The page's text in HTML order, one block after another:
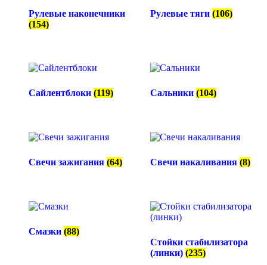
Рулевые наконечники
(154)
Рулевые тяги (106)
Сайлентблоки (119) Сальники (104)
Свечи зажигания (64) Свечи накаливания (8)
Смазки (88)
Стойки стабилизатора
(линки) (235)